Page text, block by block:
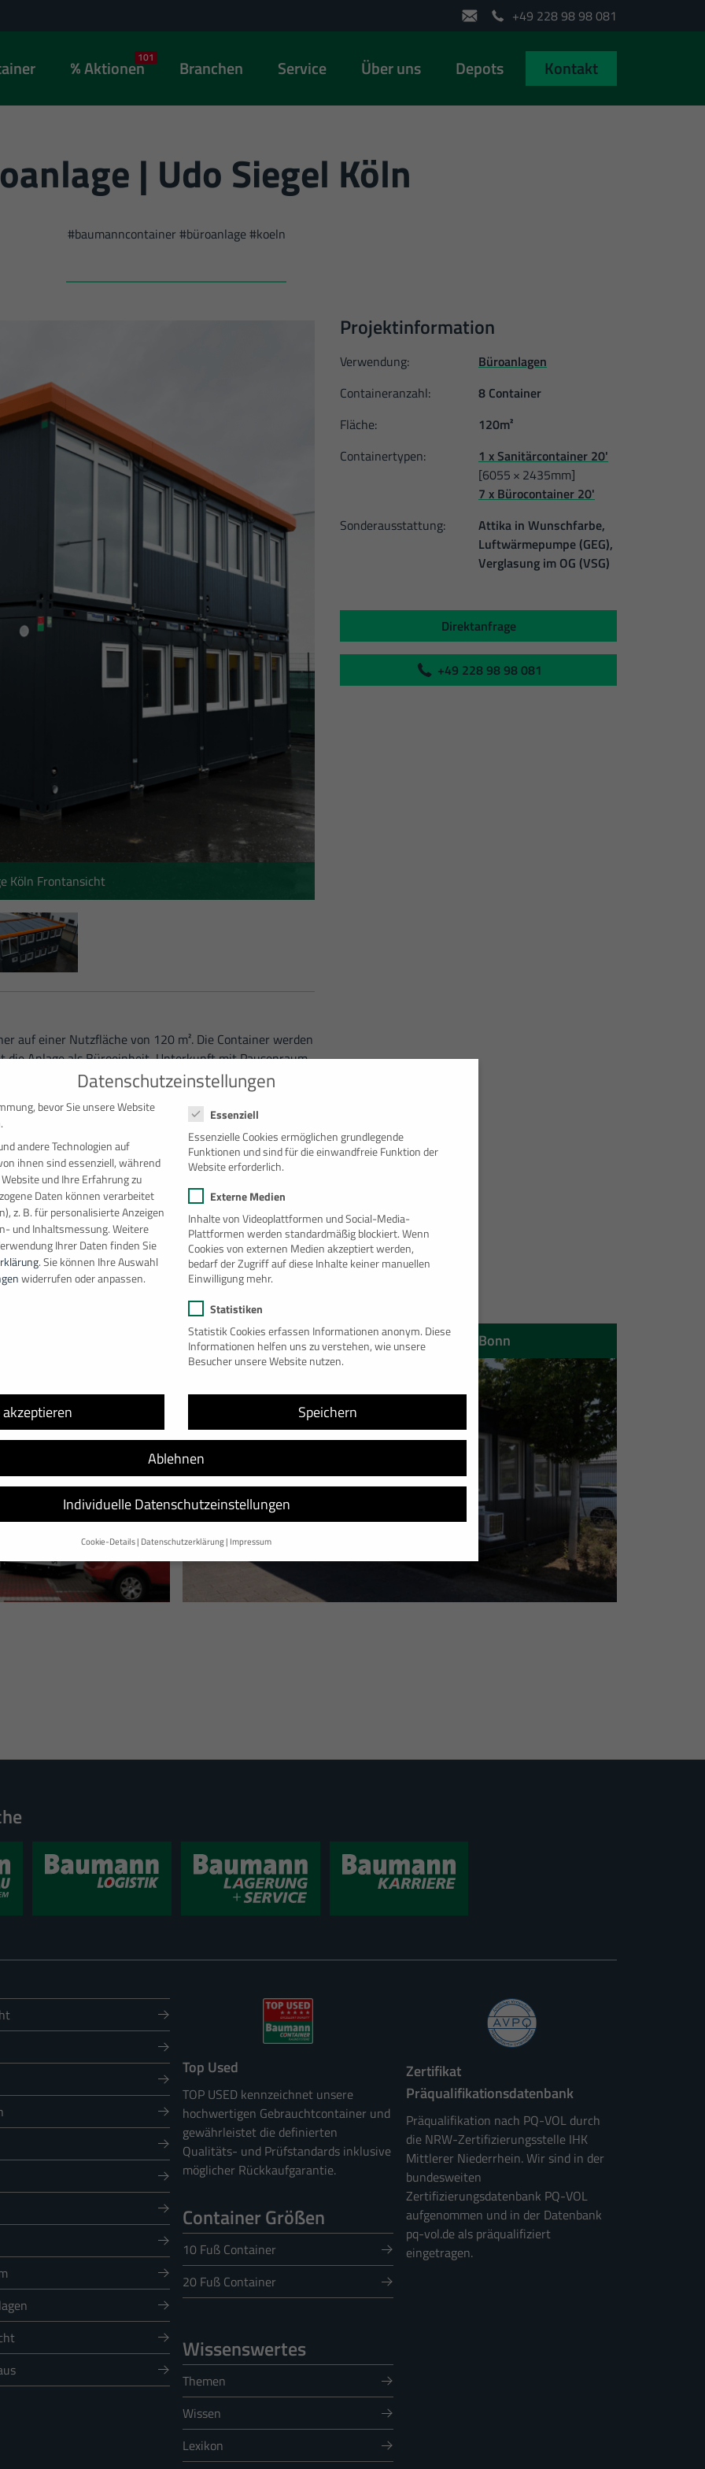
+49 228 98 98 081
Aktionen101 Branchen Service Über uns Depots Kontakt
| Udo Siegel Köln
#baumanncontainer #büroanlage #koeln
Köln Frontansicht
auf einer Nutzfläche von 120 m². Die Container werden
die Anlage als Büroeinheit, Unterkunft mit Pausenraum
ausgestattet, die dem Projekt ein individuelles
sich ein Verbundsicherheitsglas, um eine helle und
moderne und energieeffiziente Luftwärmepumpe für
zu sparen.
mit uns auf!
Projektinformation
Verwendung:
Büroanlagen
Containeranzahl:
8 Container
Fläche:
120m²
Containertypen:
1 x Sanitärcontainer 20'
[6055 × 2435mm]
7 x Bürocontainer 20'
Sonderausstattung:
Attika in Wunschfarbe,
Luftwärmepumpe (GEG),
Verglasung im OG (VSG)
Direktanfrage
+49 228 98 98 081
Büroanlage | Porsche Zentrum Bonn
Top Used
TOP USED kennzeichnet unsere
hochwertigen Gebrauchtcontainer und
gewährleistet die definierten
Qualitäts- und Prüfstandards inklusive
möglicher Rückkaufgarantie.
Container Größen
10 Fuß Container
20 Fuß Container
Wissenswertes
Themen
Wissen
Lexikon
Zertifikat
Präqualifikationsdatenbank
Präqualifikation nach PQ-VOL durch
die NRW-Zertifizierungsstelle IHK
Mittlerer Niederrhein. Wir sind in der
bundesweiten
Zertifizierungsdatenbank PQ-VOL
aufgenommen und in der Datenbank
pq-vol.de als präqualifiziert
eingetragen.
Datenschutzeinstellungen
bevor Sie unsere Website
andere Technologien auf
ihnen sind essenziell, während
und Ihre Erfahrung zu
Daten können verarbeitet
z. B. für personalisierte Anzeigen
und Inhaltsmessung.Weitere
Ihrer Daten finden Sie
.Sie können Ihre Auswahl
widerrufen oder anpassen.
Essenziell
Essenzielle Cookies ermöglichen grundlegende
Funktionen und sind für die einwandfreie Funktion der
Website erforderlich.
Externe Medien
Inhalte von Videoplattformen und Social-Media-
Plattformen werden standardmäßig blockiert. Wenn
Cookies von externen Medien akzeptiert werden,
bedarf der Zugriff auf diese Inhalte keiner manuellen
Einwilligung mehr.
Statistiken
Statistik Cookies erfassen Informationen anonym. Diese
Informationen helfen uns zu verstehen, wie unsere
Besucher unsere Website nutzen.
Speichern
Ablehnen
Individuelle Datenschutzeinstellungen
Cookie-Details Datenschutzerklärung Impressum
Datenschutzeinstellungen
andere Technologien auf unserer Website. Einige von ihnen sind essenziell, während andere uns
Ihre Erfahrung zu verbessern.Personenbezogene Daten können verarbeitet werden (z. B. IP-
und Social-Media-Plattformen werden standardmäßig blockiert. Wenn Cookies von externen Medien akzeptiert
diese Inhalte keiner manuellen Einwilligung mehr.
Cookie-Informationen anzeigen
anonym. Diese Informationen helfen uns zu verstehen, wie unsere Besucher unsere Website nutzen.